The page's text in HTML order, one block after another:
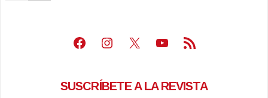
Facebook
Instagram
X Youtube
Feed RSS
SUSCRÍBETE A LA REVISTA